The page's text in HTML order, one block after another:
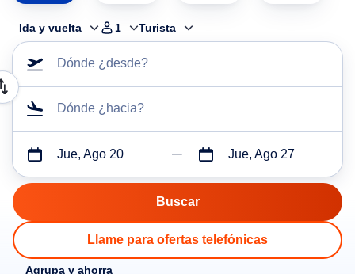
Ida y vuelta 1 Turista
Dónde ¿desde?
Dónde ¿hacia?
Jue, Ago 20 Jue, Ago 27
Llame para ofertas telefónicas
Agrupa y ahorra